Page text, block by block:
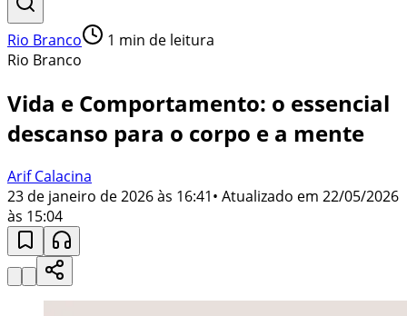
Rio Branco 1 min de leitura
Rio Branco
Vida e Comportamento: o essencial
descanso para o corpo e a mente
Arif Calacina
23 de janeiro de 2026 às 16:41• Atualizado em 22/05/2026
às 15:04